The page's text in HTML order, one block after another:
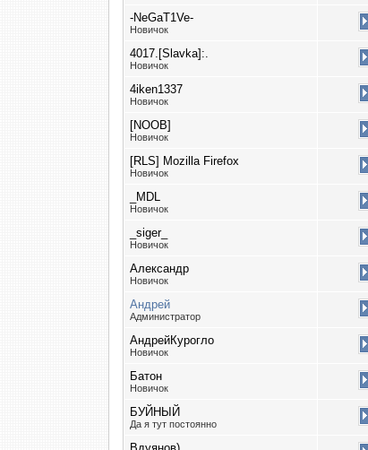
-NeGaT1Ve-
Новичок
4017.[Slavka]:.
Новичок
4iken1337
Новичок
[NOOB]
Новичок
[RLS] Mozilla Firefox
Новичок
_MDL
Новичок
_siger_
Новичок
Александр
Новичок
Андрей
Администратор
АндрейКурогло
Новичок
Батон
Новичок
БУЙНЫЙ
Да я тут постоянно